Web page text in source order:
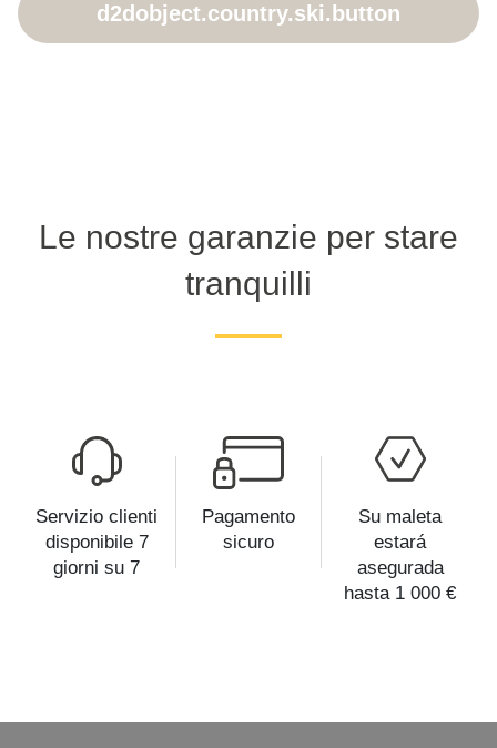
d2dobject.country.ski.button
Le nostre garanzie per stare
tranquilli
Servizio clienti
disponibile 7
giorni su 7
Pagamento
sicuro
Su maleta
estará
asegurada
hasta 1 000 €